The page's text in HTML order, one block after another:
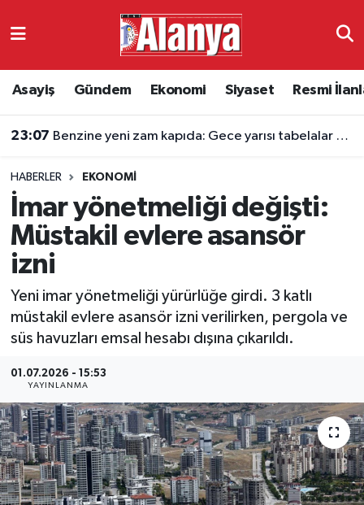
Asayiş Gündem Ekonomi Siyaset Resmi
23:07 Benzine yeni zam kapıda: Gece yarısı tabelalar bir kez daha değişecek
HABERLER EKONOMI
İmar yönetmeliği değişti:
Müstakil evlere asansör
izni
Yeni imar yönetmeliği yürürlüğe girdi. 3 katlı
müstakil evlere asansör izni verilirken, pergola ve
süs havuzları emsal hesabı dışına çıkarıldı.
01.07.2026 - 15:53
YAYINLANMA
Ekonomi
Resmi İlanlar
Turizm
Antalya Namaz Vakitleri
Süper Lig Puan Durumu ve Fikstür
Son Dakika Haberleri